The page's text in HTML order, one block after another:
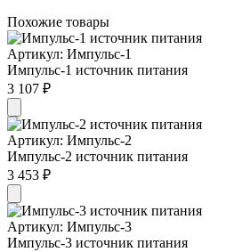
Похожие товары
Артикул: Импульс-1
Импульс-1 источник питания
3 107 ₽
Артикул: Импульс-2
Импульс-2 источник питания
3 453 ₽
Артикул: Импульс-3
Импульс-3 источник питания